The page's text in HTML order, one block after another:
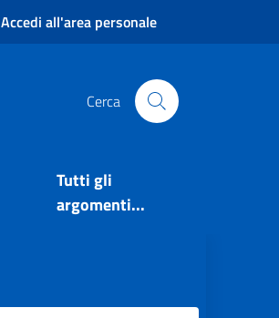
Accedi all'area personale
Cerca
Tutti gli
argomenti...